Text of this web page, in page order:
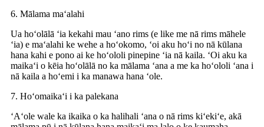
6. Mālama maʻalahi
Ua hoʻolālā ʻia kekahi mau ʻano rims (e like me nā rims māhele
ʻia) e maʻalahi ke wehe a hoʻokomo, ʻoi aku hoʻi no nā kūlana
hana kahi e pono ai ke hoʻololi pinepine ʻia nā kaila. ʻOi aku ka
maikaʻi o kēia hoʻolālā no ka mālama ʻana a me ka hoʻololi ʻana i
nā kaila a hoʻemi i ka manawa hana ʻole.
7. Hoʻomaikaʻi i ka palekana
ʻAʻole wale ka ikaika o ka halihali ʻana o nā rims kiʻekiʻe, akā